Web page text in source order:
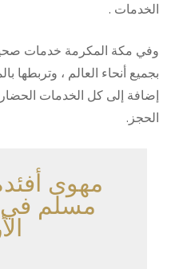
الخدمات .
وفي مكة المكرمة خدمات
بجميع أنحاء العالم ، وتربطها
إضافة إلى كل الخدمات
الحجز.
مهوى
مسلم